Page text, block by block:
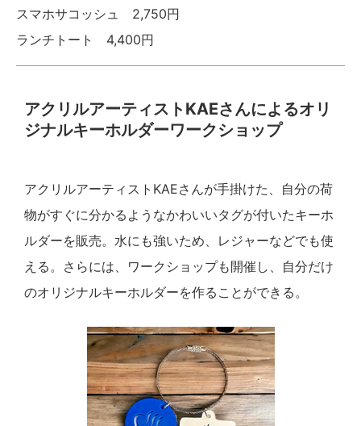
スマホサコッシュ 2,750円
ランチトート 4,400円
アクリルアーティストKAEさんによるオリ
ジナルキーホルダーワークショップ
アクリルアーティストKAEさんが手掛けた、自分の荷
物がすぐに分かるようなかわいいタグが付いたキーホ
ルダーを販売。水にも強いため、レジャーなどでも使
える。さらには、ワークショップも開催し、自分だけ
のオリジナルキーホルダーを作ることができる。